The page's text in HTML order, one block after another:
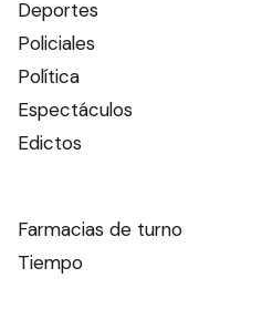
Deportes
Policiales
Política
Espectáculos
Edictos
Farmacias de turno
Tiempo